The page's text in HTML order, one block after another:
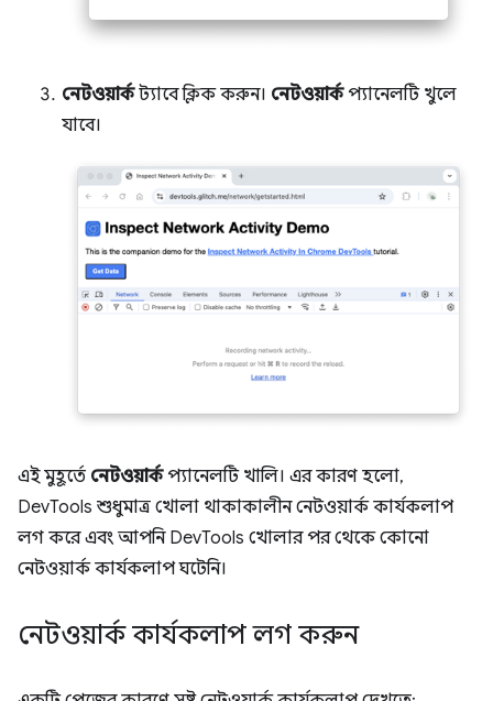
নেটওয়ার্কট্যাবে ক্লিক করুন। নেটওয়ার্কপ্যানেলটি খুলে
যাবে।
এই মুহূর্তে নেটওয়ার্কপ্যানেলটি খালি। এর কারণ হলো,
DevTools শুধুমাত্র খোলা থাকাকালীন নেটওয়ার্ক কার্যকলাপ
লগ করে এবং আপনি DevTools খোলার পর থেকে কোনো
নেটওয়ার্ক কার্যকলাপ ঘটেনি।
নেটওয়ার্ক কার্যকলাপ লগ করুন